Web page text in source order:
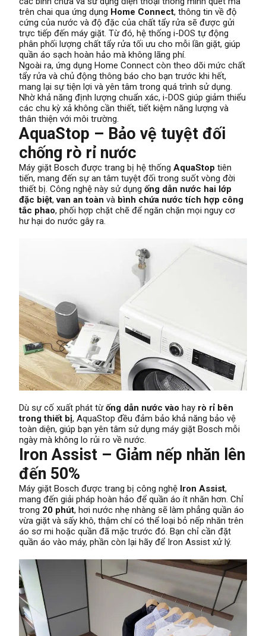
trên chai qua ứng dụng Home Connect, thông tin về độ
cứng của nước và độ đặc của chất tẩy rửa sẽ được gửi
trực tiếp đến máy giặt. Từ đó, hệ thống i-DOS tự động
phân phối lượng chất tẩy rửa tối ưu cho mỗi lần giặt, giúp
quần áo sạch hoàn hảo mà không lãng phí.
Ngoài ra, ứng dụng Home Connect còn theo dõi mức chất
tẩy rửa và chủ động thông báo cho bạn trước khi hết,
mang lại sự tiện lợi và yên tâm trong quá trình sử dụng.
Nhờ khả năng định lượng chuẩn xác, i-DOS giúp giảm thiểu
các chu kỳ xả không cần thiết, tiết kiệm năng lượng và
thân thiện với môi trường.
AquaStop – Bảo vệ tuyệt đối
chống rò rỉ nước
Máy giặt Bosch được trang bị hệ thống AquaStop tiên
tiến, mang đến sự an tâm tuyệt đối trong suốt vòng đời
thiết bị. Công nghệ này sử dụng ống dẫn nước hai lớp
đặc biệt,van an toàn và bình chứa nước tích hợp công
tắc phao, phối hợp chặt chẽ để ngăn chặn mọi nguy cơ
hư hại do nước gây ra.
Dù sự cố xuất phát từống dẫn nước vào hay rò rỉ bên
trong thiết bị, AquaStop đều đảm bảo khả năng bảo vệ
toàn diện, giúp bạn yên tâm sử dụng máy giặt Bosch mỗi
ngày mà không lo rủi ro về nước.
Iron Assist – Giảm nếp nhăn lên
đến 50%
Máy giặt Bosch được trang bị công nghệ Iron Assist,
mang đến giải pháp hoàn hảo để quần áo ít nhăn hơn. Chỉ
trong 20 phút, hơi nước nhẹ nhàng sẽ làm phẳng quần áo
vừa giặt và sấy khô, thậm chí có thể loại bỏ nếp nhăn trên
áo sơ mi hoặc quần đã mặc trước đó. Bạn chỉ cần đặt
quần áo vào máy, phần còn lại hãy để Iron Assist xử lý.